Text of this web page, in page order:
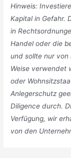
Hinweis:
Kapital in Gefahr.
in
Handel oder die
und sollte nur von
Weise verwendet
oder
Anlegerschutz
Diligence durch.
Verfügung, wir
von den